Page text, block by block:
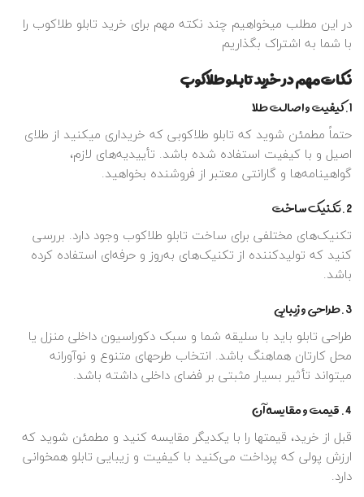
در این مطلب میخواهیم چند نکته مهم برای خرید تابلو طلاکوب را
با شما به اشتراک بگذاریم
نکات مهم در خرید تابلو طلاکوب
1.کیفیت و اصالت طلا
حتماً مطمئن شوید که تابلو طلاکوبی که خریداری میکنید از طلای
اصیل و با کیفیت استفاده شده باشد. تأییدیه‌های لازم،
گواهینامه‌ها و گارانتی معتبر از فروشنده بخواهید.
2.تکنیک ساخت
تکنیک‌های مختلفی برای ساخت تابلو طلاکوب وجود دارد. بررسی
کنید که تولیدکننده از تکنیک‌های به‌روز و حرفه‌ای استفاده کرده
باشد.
3.طراحی و زیبایی
طراحی تابلو باید با سلیقه شما و سبک دکوراسیون داخلی منزل یا
محل کارتان هماهنگ باشد. انتخاب طرحهای متنوع و نوآورانه
میتواند تأثیر بسیار مثبتی بر فضای داخلی داشته باشد.
4. قیمت و مقایسه آن
قبل از خرید، قیمتها را با یکدیگر مقایسه کنید و مطمئن شوید که
ارزش پولی که پرداخت می‌کنید با کیفیت و زیبایی تابلو همخوانی
دارد.